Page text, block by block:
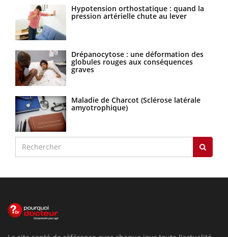
Hypotension orthostatique : quand la
pression artérielle chute au lever
Drépanocytose : une déformation des
globules rouges aux conséquences
graves
Maladie de Charcot (Sclérose latérale
amyotrophique)